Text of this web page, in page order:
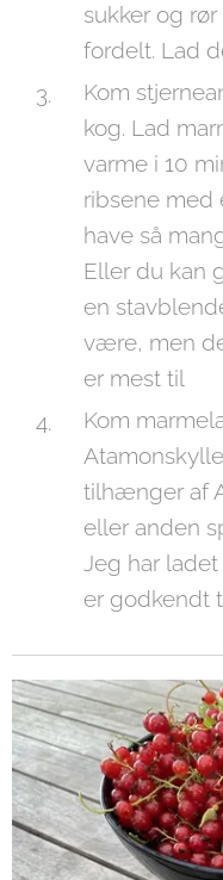
sukker og
fordelt. Lad
Kom
kog. Lad
varme i 10
ribsene med
have så
Eller du kan
en
være, men
er mest til
Kom
tilhænger af
eller anden
Jeg har
er godkendt